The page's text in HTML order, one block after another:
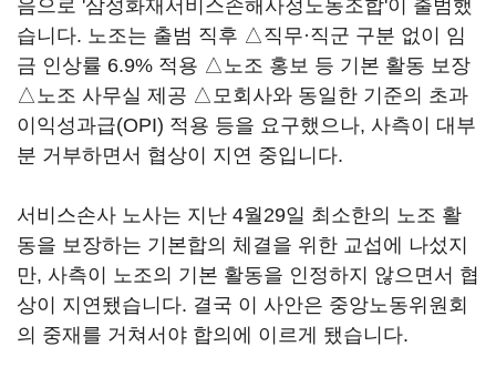
음으로 '삼성화재서비스손해사정노동조합'이 출범했
습니다. 노조는 출범 직후 △직무·직군 구분 없이 임
금 인상률 6.9% 적용 △노조 홍보 등 기본 활동 보장
△노조 사무실 제공 △모회사와 동일한 기준의 초과
이익성과급(OPI) 적용 등을 요구했으나, 사측이 대부
분 거부하면서 협상이 지연 중입니다.
서비스손사 노사는 지난 4월29일 최소한의 노조 활
동을 보장하는 기본합의 체결을 위한 교섭에 나섰지
만, 사측이 노조의 기본 활동을 인정하지 않으면서 협
상이 지연됐습니다. 결국 이 사안은 중앙노동위원회
의 중재를 거쳐서야 합의에 이르게 됐습니다.